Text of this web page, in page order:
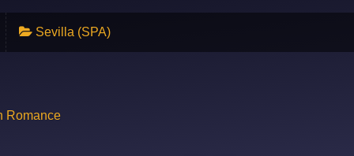
Sevilla (SPA)
Romance